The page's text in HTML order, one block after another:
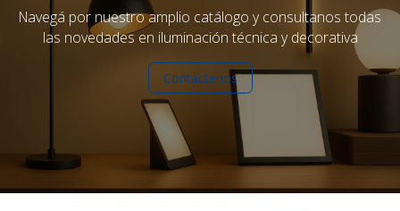
Navegá por nuestro amplio catálogo y consultanos todas
las novedades en iluminación técnica y decorativa
Contáctenos